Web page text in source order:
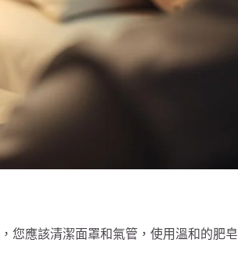
您應該清潔面罩和氣管，使用溫和的肥皂